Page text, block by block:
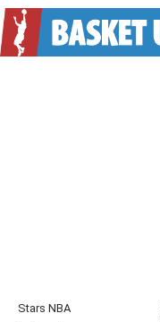
Stars NBA